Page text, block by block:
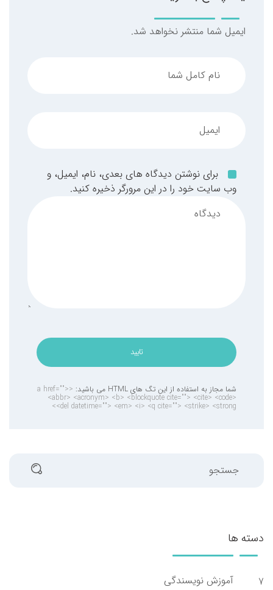
ایمیل شما منتشر نخواهد شد.
برای نوشتن دیدگاه های بعدی، نام، ایمیل، و
وب سایت خود را در این مرورگر ذخیره کنید.
تایید
شما مجاز به استفاده از این تگ های HTML می باشید: <a href="">
<abbr> <acronym> <b> <blockquote cite=""> <cite> <code>
<del datetime=""> <em> <i> <q cite=""> <strike> <strong>
دسته ها
7
آموزش نویسندگی